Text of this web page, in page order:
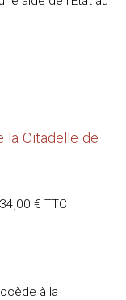
la Citadelle de
€ TTC
à la